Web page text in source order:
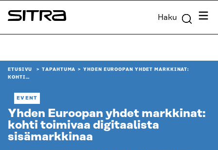
Siirry
suoraan
Sitra Haku
ETUSIVU TAPAHTUMA
YHDEN EUROOPAN YHDET MARKKINAT:
KOHTI…
EVENT
Yhden Euroopan yhdet markkinat:
kohti toimivaa digitaalista
sisämarkkinaa